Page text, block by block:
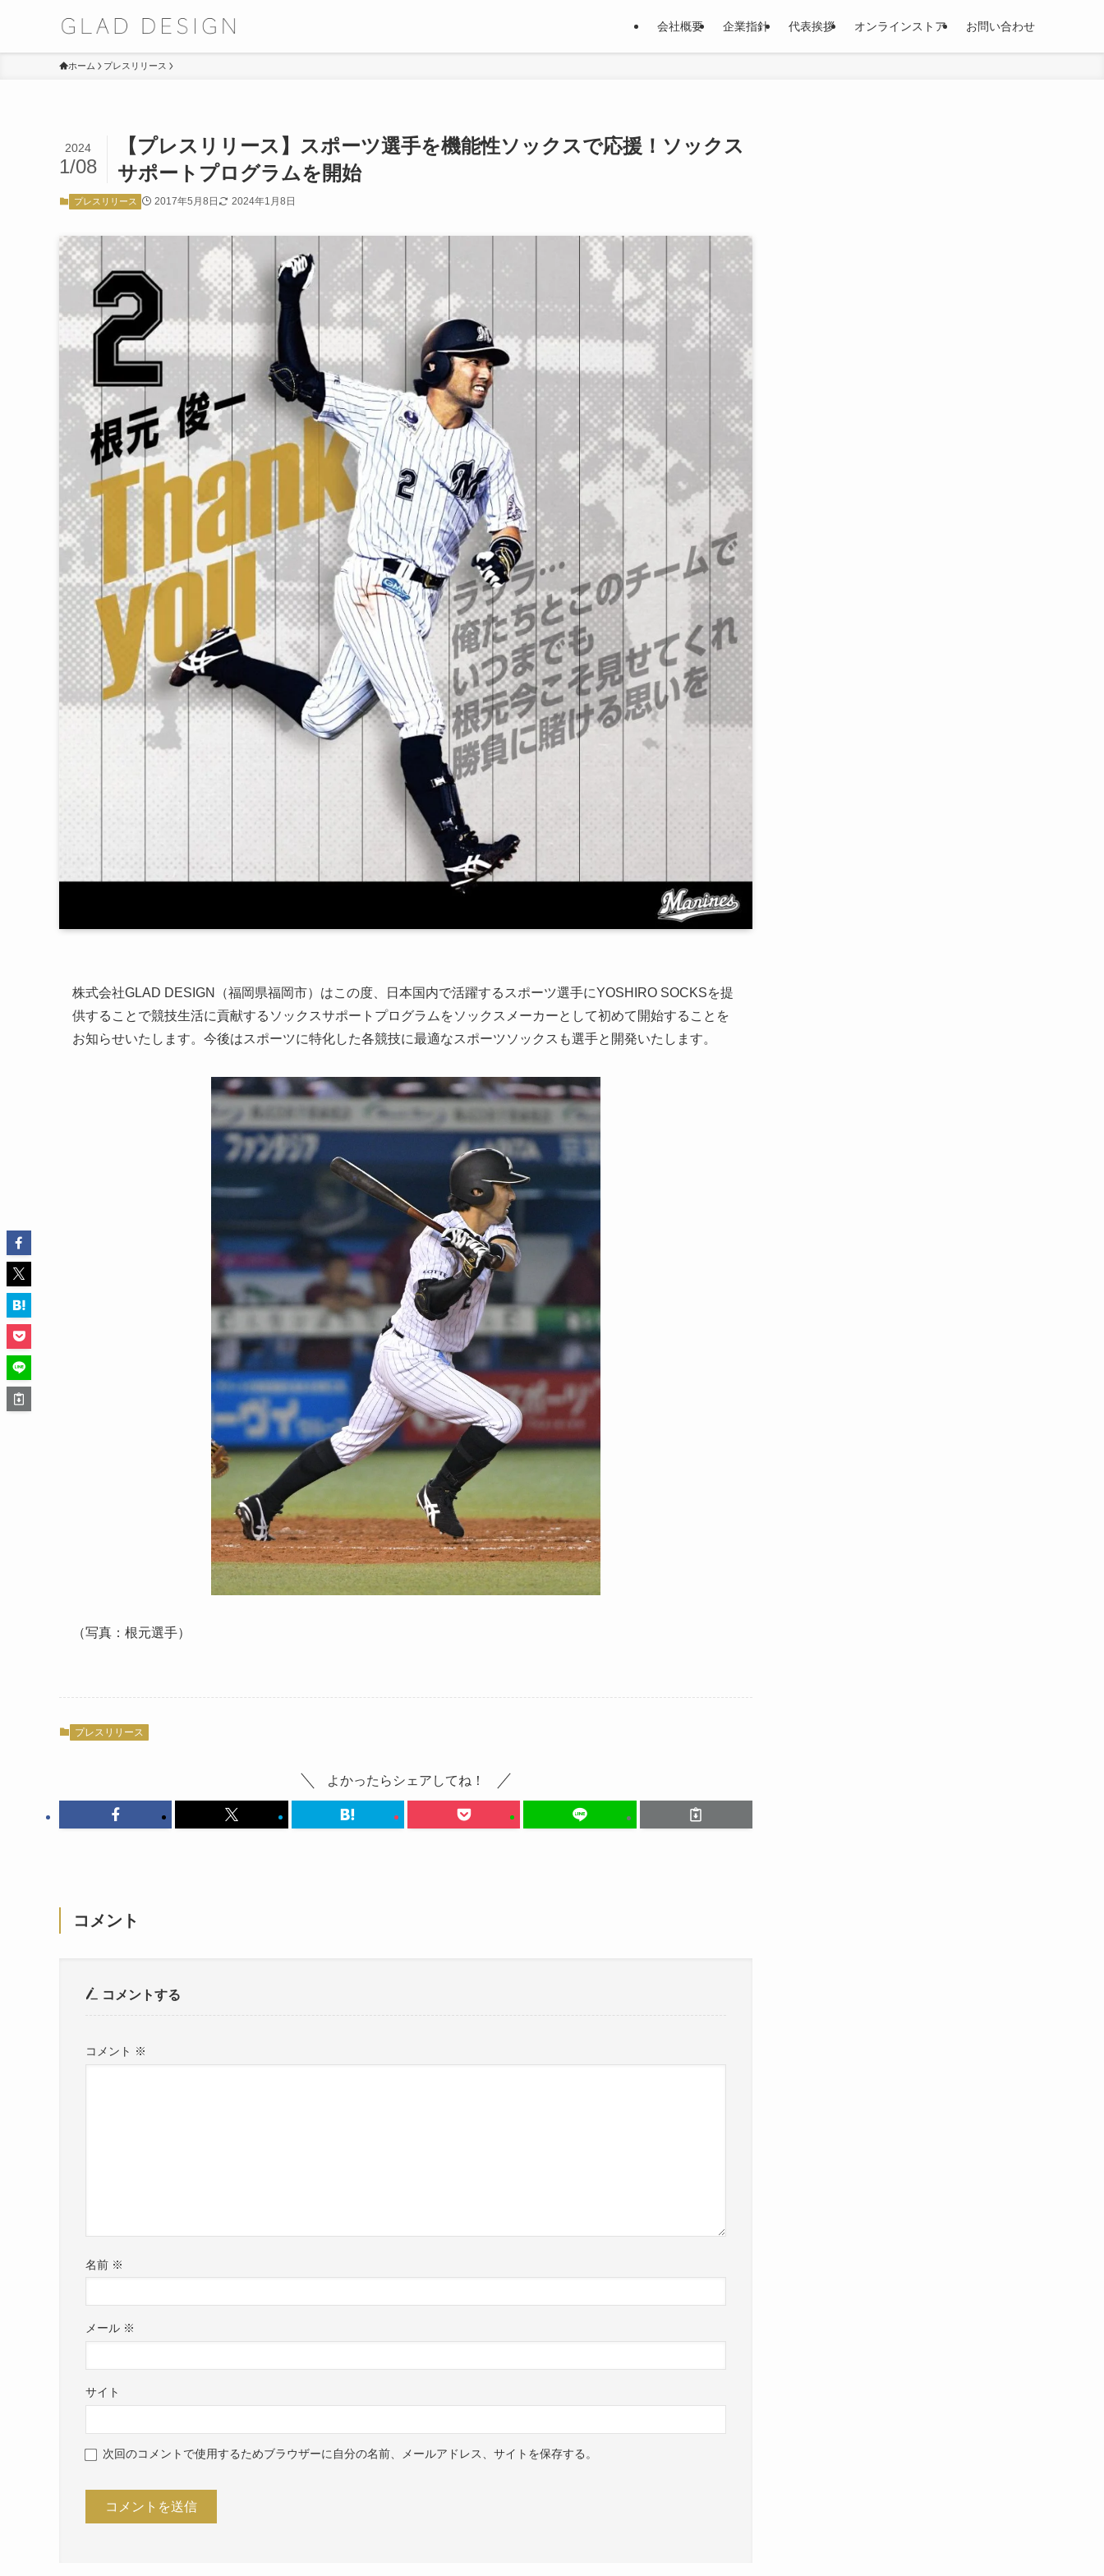
会社概要 企業指針 代表挨拶 オンラインストア お問い合わせ
ホーム プレスリリース
【プレスリリース】スポーツ選手を機能性ソックスで応援！ソックス
サポートプログラムを開始
2024
1/08
プレスリリース 2017年5月8日 2024年1月8日
株式会社GLAD DESIGN（福岡県福岡市）はこの度、日本国内で活躍するスポーツ選手にYOSHIRO SOCKSを提
供することで競技生活に貢献するソックスサポートプログラムをソックスメーカーとして初めて開始することを
お知らせいたします。今後はスポーツに特化した各競技に最適なスポーツソックスも選手と開発いたします。
（写真：根元選手）
プレスリリース
よかったらシェアしてね！
コメント
コメントする
コメント ※
名前 ※
メール ※
サイト
次回のコメントで使用するためブラウザーに自分の名前、メールアドレス、サイトを保存する。